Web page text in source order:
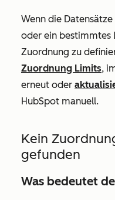
Wenn die
oder ein bestimmtes
Zuordnung zu
Zuordnung Limits,
erneut oder
HubSpot manuell.
Kein
gefunden
Was bedeutet